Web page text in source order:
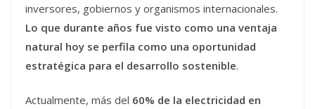
inversores, gobiernos y organismos internacionales.
Lo que durante años fue visto como una ventaja
natural hoy se perfila como una oportunidad
estratégica para el desarrollo sostenible.
Actualmente, más del 60% de la electricidad en